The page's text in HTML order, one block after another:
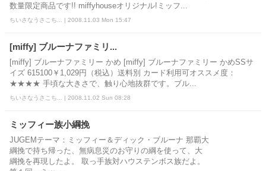
数量限定商品です!! miffyhouseオリジナル!ミッフ...
ちいさなうさこち... | 2008.11.03 Mon 15:47
[miffy] ブルーナファミリ...
[miffy] ブルーナファミリー かめ [miffy] ブルーナファミリー かめSSサ
イズ 615100￥1,029円（税込）送料別 カード利用可オススメ度：
★★★★ 手頃な大きさで、触り心地抜群です。ブル...
ちいさなうさこち... | 2008.11.02 Sun 08:28
ミッフィー族小綱挽
JUGEMテーマ：ミッフィー＆ディック・ブルーナ 那覇大
綱挽で持ち帰った、無病息災のお守りの綱を使って、大
綱挽を再現したよ。 取っ手族対ハウステンボス族だよ。